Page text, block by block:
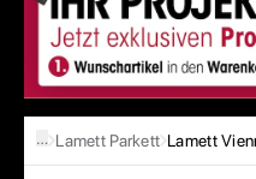
… Lamett Parkett Lamett